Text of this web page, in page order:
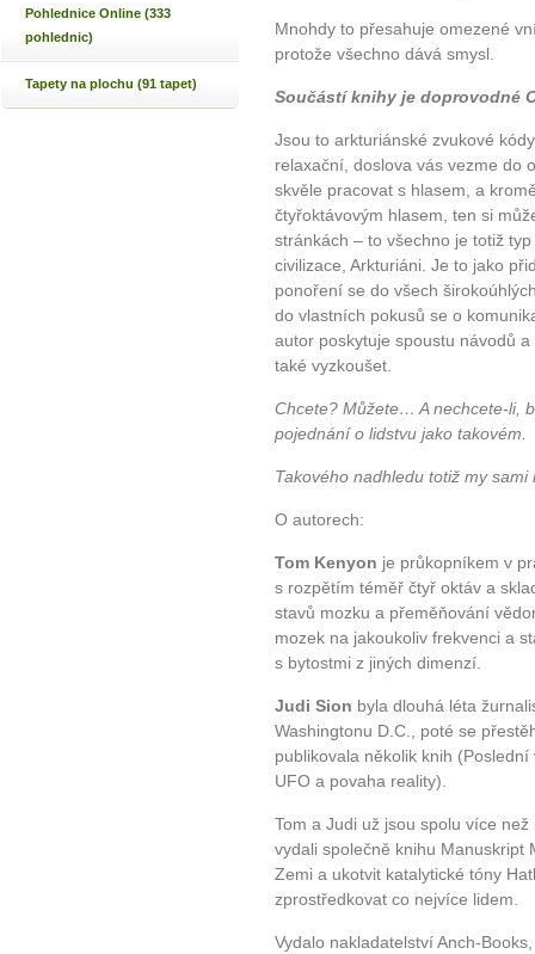
10 tipů
Pohlednice Online (333
pohlednic)
Tapety na plochu (91 tapet)
Mnohdy to přesahuje omezené
protože všechno dává smysl.
Součástí knihy je doprovodné
Jsou to arkturiánské zvukové
relaxační, doslova vás vezme do
skvěle pracovat s hlasem, a
čtyřoktávovým hlasem, ten si
stránkách – to všechno je totiž
civilizace, Arkturiáni. Je to jako
ponoření se do všech
do vlastních pokusů se o
autor poskytuje spoustu návodů
také vyzkoušet.
Chcete? Můžete… A nechcete-li,
pojednání o lidstvu jako takovém.
Takového nadhledu totiž my sami
O autorech:
Tom Kenyon je průkopníkem v
s rozpětím téměř čtyř oktáv a
stavů mozku a přeměňování
mozek na jakoukoliv frekvenci a
s bytostmi z jiných dimenzí.
Judi Sion byla dlouhá léta
Washingtonu D.C., poté se
publikovala několik knih
UFO a povaha reality).
Tom a Judi už jsou spolu více
vydali společně knihu Manuskript
Zemi a ukotvit katalytické tóny
zprostředkovat co nejvíce lidem.
Vydalo nakladatelství Anch-